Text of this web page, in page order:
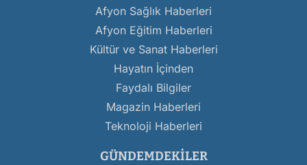
Afyon Sağlık Haberleri
Afyon Eğitim Haberleri
Kültür ve Sanat Haberleri
Hayatın İçinden
Faydalı Bilgiler
Magazin Haberleri
Teknoloji Haberleri
GÜNDEMDEKILER